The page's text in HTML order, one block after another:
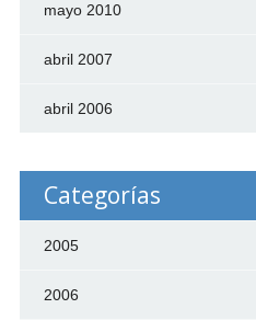
mayo 2010
abril 2007
abril 2006
Categorías
2005
2006